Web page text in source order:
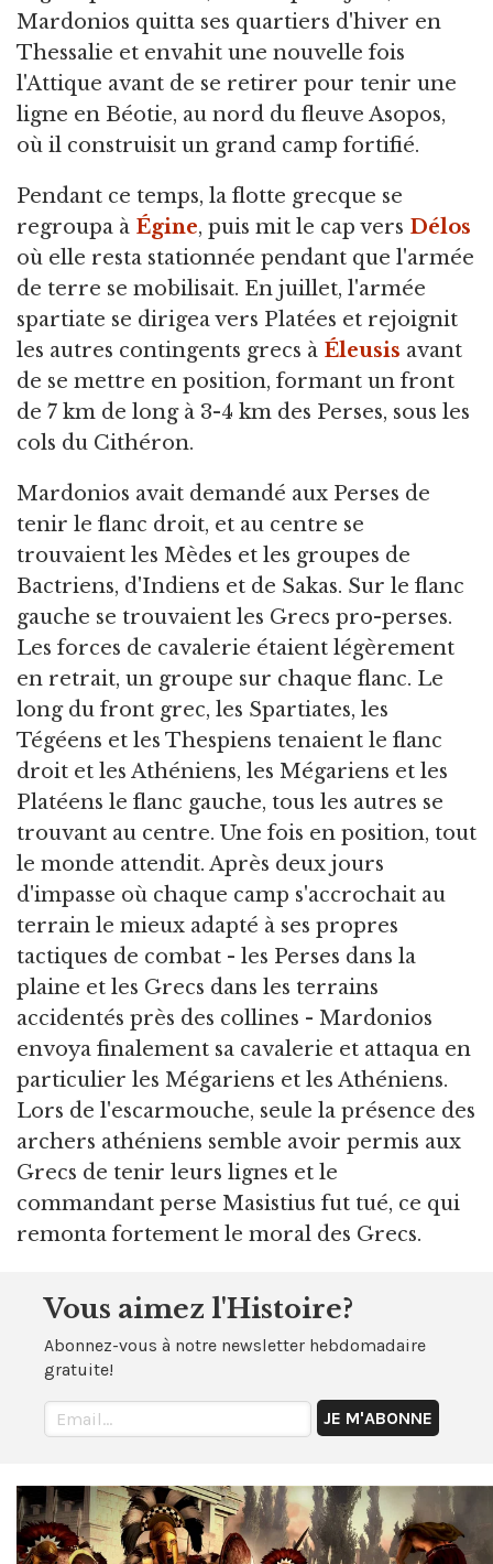
Mardonios quitta ses quartiers d'hiver en
Thessalie et envahit une nouvelle fois
l'Attique avant de se retirer pour tenir une
ligne en Béotie, au nord du fleuve Asopos,
où il construisit un grand camp fortifié.
Pendant ce temps, la flotte grecque se
regroupa à Égine, puis mit le cap vers Délos
où elle resta stationnée pendant que l'armée
de terre se mobilisait. En juillet, l'armée
spartiate se dirigea vers Platées et rejoignit
les autres contingents grecs à Éleusis avant
de se mettre en position, formant un front
de 7 km de long à 3-4 km des Perses, sous les
cols du Cithéron.
Mardonios avait demandé aux Perses de
tenir le flanc droit, et au centre se
trouvaient les Mèdes et les groupes de
Bactriens, d'Indiens et de Sakas. Sur le flanc
gauche se trouvaient les Grecs pro-perses.
Les forces de cavalerie étaient légèrement
en retrait, un groupe sur chaque flanc. Le
long du front grec, les Spartiates, les
Tégéens et les Thespiens tenaient le flanc
droit et les Athéniens, les Mégariens et les
Platéens le flanc gauche, tous les autres se
trouvant au centre. Une fois en position, tout
le monde attendit. Après deux jours
d'impasse où chaque camp s'accrochait au
terrain le mieux adapté à ses propres
tactiques de combat - les Perses dans la
plaine et les Grecs dans les terrains
accidentés près des collines - Mardonios
envoya finalement sa cavalerie et attaqua en
particulier les Mégariens et les Athéniens.
Lors de l'escarmouche, seule la présence des
archers athéniens semble avoir permis aux
Grecs de tenir leurs lignes et le
commandant perse Masistius fut tué, ce qui
remonta fortement le moral des Grecs.
Vous aimez l'Histoire?
Abonnez-vous à notre newsletter hebdomadaire
gratuite!